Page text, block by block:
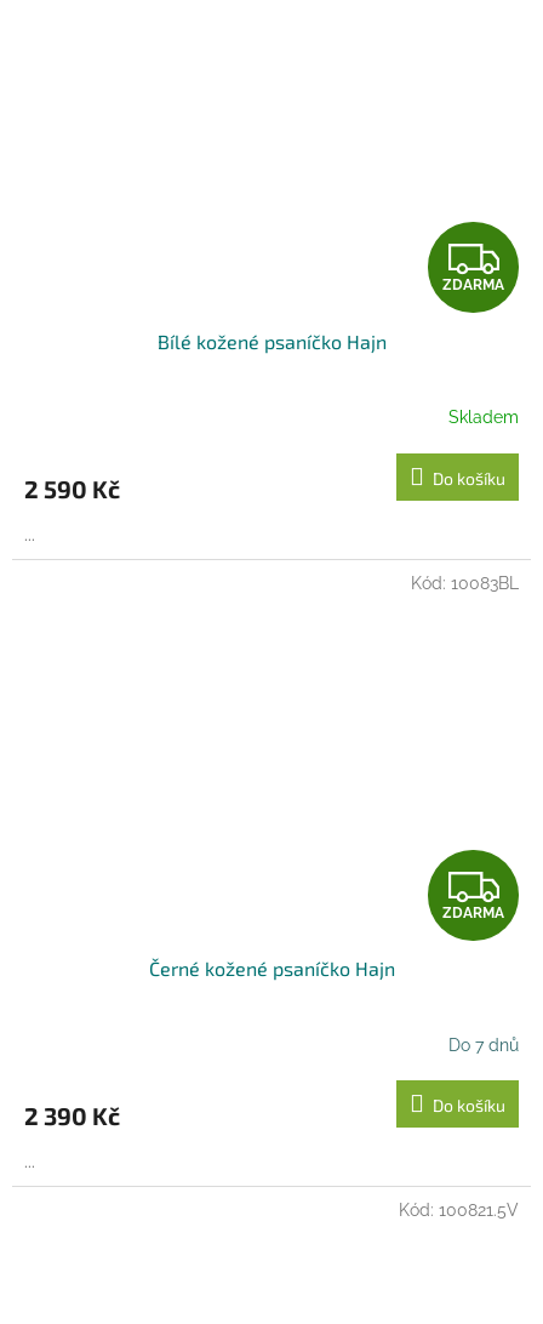
Z
D
R
M
A
ZDARMA
Bílé kožené psaníčko Hajn
Skladem
2 590 Kč Do košíku
...
Z
D
R
M
A
ZDARMA
Černé kožené psaníčko Hajn
Do 7 dnů
2 390 Kč Do košíku
...
Kód: 10083BL
Kód: 100821.5V